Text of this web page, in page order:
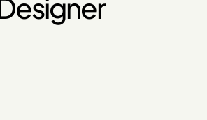
Designer